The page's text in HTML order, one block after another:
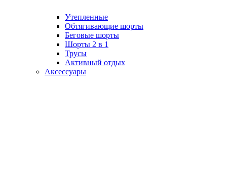
Утепленные
Обтягивающие шорты
Беговые шорты
Шорты 2 в 1
Трусы
Активный отдых
Аксессуары